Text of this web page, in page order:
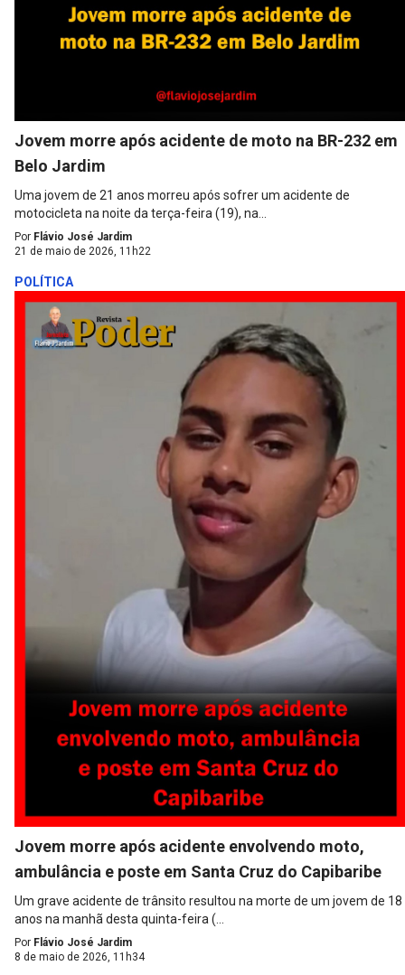
Jovem morre após acidente de moto na BR-232 em
Belo Jardim
Uma jovem de 21 anos morreu após sofrer um acidente de
motocicleta na noite da terça-feira (19), na...
Por Flávio José Jardim
21 de maio de 2026, 11h22
POLÍTICA
Jovem morre após acidente envolvendo moto,
ambulância e poste em Santa Cruz do Capibaribe
Um grave acidente de trânsito resultou na morte de um jovem de 18
anos na manhã desta quinta-feira (...
Por Flávio José Jardim
8 de maio de 2026, 11h34